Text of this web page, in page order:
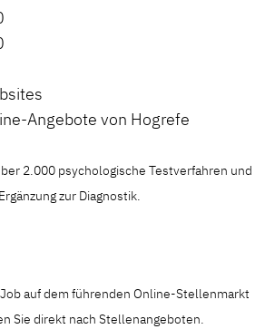
Angebote von Hogrefe
2.000 psychologische Testverfahren und
zur Diagnostik.
auf dem führenden Online-Stellenmarkt
Sie direkt nach Stellenangeboten.